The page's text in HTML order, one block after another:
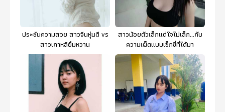
ประชันความสวย สาวจีนหุ่นดี vs
สาวเกาหลียิ้มหวาน
สาวน้อยตัวเล็กแต่ใจไม่เล็ก...กับ
ความเผ็ดแบบเซ็กซี่ที่ได้มา